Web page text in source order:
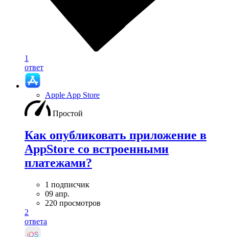
1
ответ
Apple App Store
Простой
Как опубликовать приложение в
AppStore со встроенными
платежами?
1 подписчик
09 апр.
220 просмотров
2
ответа